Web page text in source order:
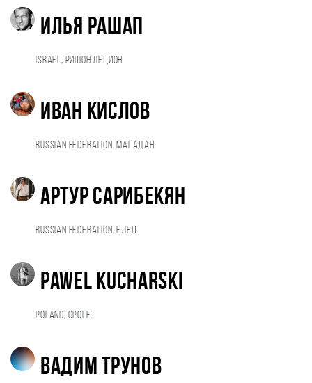
Илья Рашап
Israel, Ришон ЛеЦион
Иван Кислов
Russian Federation, Магадан
Артур Сарибекян
Russian Federation, Елец
Pawel Kucharski
Poland, Opole
Вадим Трунов